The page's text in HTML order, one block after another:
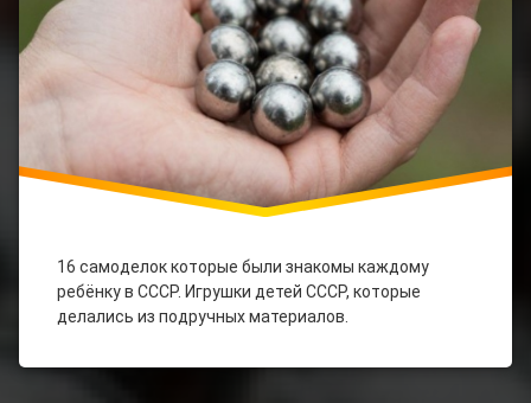
16 самоделок которые были знакомы каждому
ребёнку в СССР. Игрушки детей СССР, которые
делались из подручных материалов.